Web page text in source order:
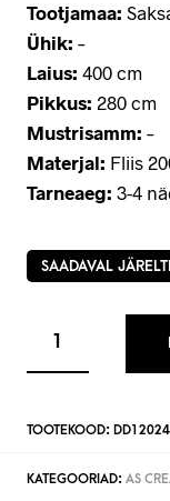
Tootjamaa:
Ühik: –
Laius: 400 cm
Pikkus: 280 cm
Mustrisamm: –
Materjal: Fliis
Tarneaeg: 3-4
SAADAVAL
TOOTEKOOD:
KATEGOORIAD: AS